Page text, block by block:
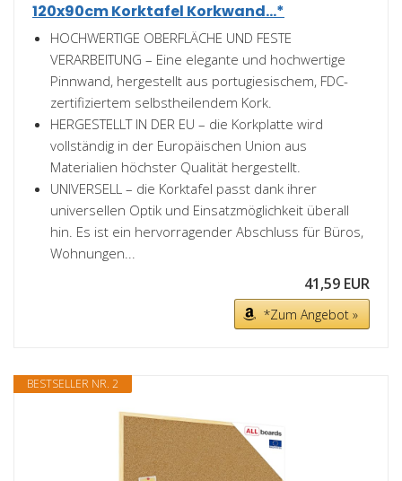
120x90cm Korktafel Korkwand...*
HOCHWERTIGE OBERFLÄCHE UND FESTE
VERARBEITUNG – Eine elegante und hochwertige
Pinnwand, hergestellt aus portugiesischem, FDC-
zertifiziertem selbstheilendem Kork.
HERGESTELLT IN DER EU – die Korkplatte wird
vollständig in der Europäischen Union aus
Materialien höchster Qualität hergestellt.
UNIVERSELL – die Korktafel passt dank ihrer
universellen Optik und Einsatzmöglichkeit überall
hin. Es ist ein hervorragender Abschluss für Büros,
Wohnungen...
41,59 EUR
*Zum Angebot »
BESTSELLER NR. 2